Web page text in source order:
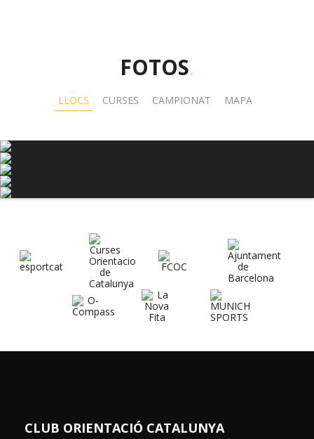
FOTOS.
LLOCS CURSES CAMPIONAT MAPA
CLUB ORIENTACIÓ CATALUNYA